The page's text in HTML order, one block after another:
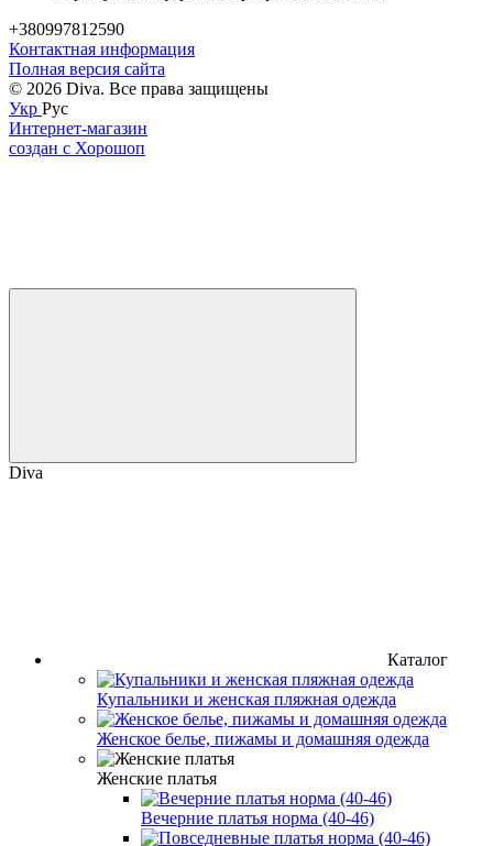
+380997812590
Контактная информация
Полная версия сайта
© 2026 Diva. Все права защищены
Укр Рус
Интернет-магазин
создан с Хорошоп
Diva
Каталог
Купальники и женская пляжная одежда
Женское белье, пижамы и домашняя одежда
Женские платья
Вечерние платья норма (40-46)